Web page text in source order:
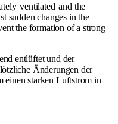
ventilated and the
sudden changes in the
the formation of a strong
entlüftet und der
Änderungen der
einen starken Luftstrom in